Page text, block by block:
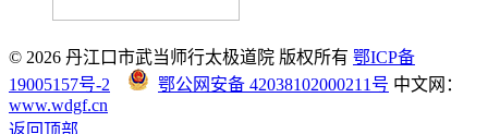
© 2026 丹江口市武当师行太极道院 版权所有 鄂ICP备
19005157号-2
鄂公网安备 42038102000211号 中文网：
www.wdgf.cn